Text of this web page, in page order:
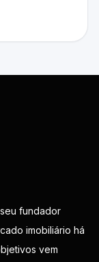
fundador
imobiliário há
vem